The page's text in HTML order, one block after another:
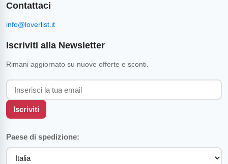
Contattaci
info@loverlist.it
Iscriviti alla Newsletter
Rimani aggiornato su nuove offerte e sconti.
Iscriviti
Paese di spedizione: